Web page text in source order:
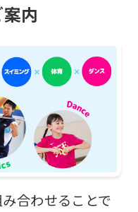
内
合わせることで